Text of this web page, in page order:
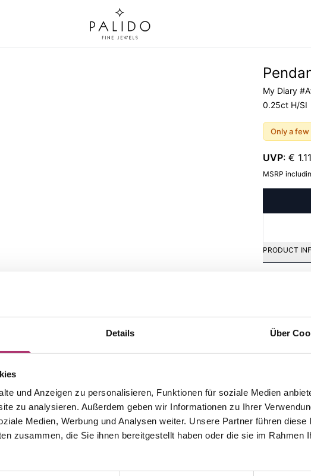
Details Über
und Anzeigen zu personalisieren, Funktionen für soziale Medien
zu analysieren. Außerdem geben wir Informationen zu Ihrer
Medien, Werbung und Analysen weiter. Unsere Partner führen diese
zusammen, die Sie ihnen bereitgestellt haben oder die sie im Rahmen
My Diary
0.25ct H/SI
Only a
UVP: €
MSRP
PRODUCT
EAN
Metal Fineness
Gem Color
white